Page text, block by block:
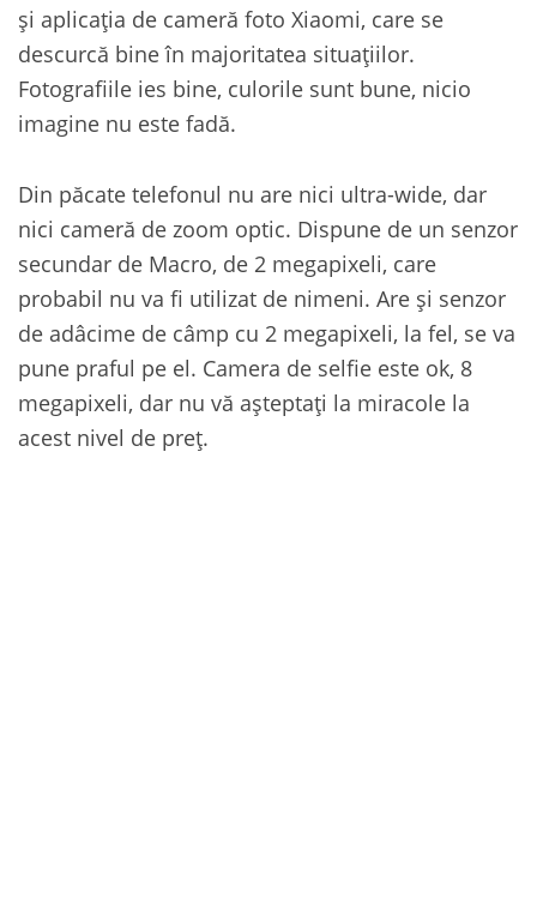
și aplicația de cameră foto Xiaomi, care se
descurcă bine în majoritatea situațiilor.
Fotografiile ies bine, culorile sunt bune, nicio
imagine nu este fadă.
Din păcate telefonul nu are nici ultra-wide, dar
nici cameră de zoom optic. Dispune de un senzor
secundar de Macro, de 2 megapixeli, care
probabil nu va fi utilizat de nimeni. Are și senzor
de adâcime de câmp cu 2 megapixeli, la fel, se va
pune praful pe el. Camera de selfie este ok, 8
megapixeli, dar nu vă așteptați la miracole la
acest nivel de preț.